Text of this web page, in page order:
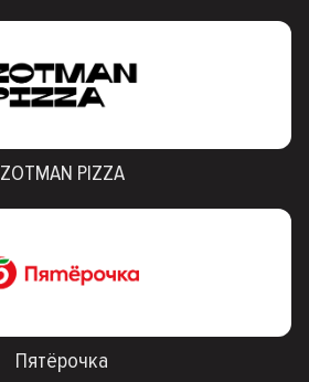
ZOTMAN PIZZA
Пятёрочка